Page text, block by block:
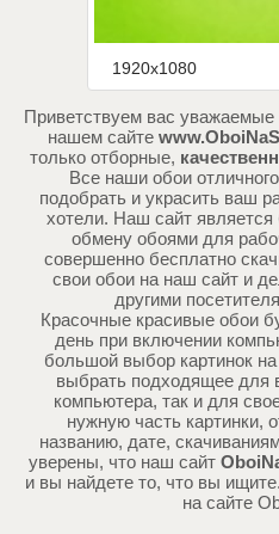
1920x1080
Приветствуем вас уважаемые
нашем сайте
только отборные,
Все наши обои
подобрать и украсить ваш
хотели. Наш сайт
обмену обоями для
совершенно бесплатно
свои обои на наш сайт и
другими
Красочные красивые обои
день при включении
большой выбор картинок
выбрать подходящее для
компьютера, так и для
нужную часть картинки,
названию, дате,
уверены, что наш сайт
и вы найдете то, что вы
на сайте